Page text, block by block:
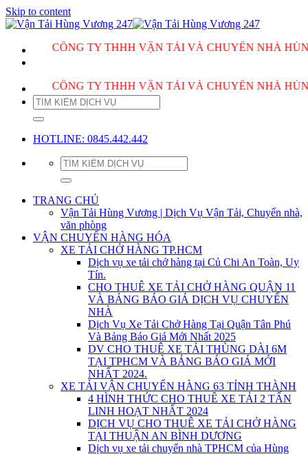
Skip to content
CÔNG TY THHH VẬN TẢI VÀ CHUYỂN NHÀ HÙNG
CÔNG TY THHH VẬN TẢI VÀ CHUYỂN NHÀ HÙNG
HOTLINE: 0845.442.442
TRANG CHỦ
Vận Tải Hùng Vương | Dịch Vụ Vận Tải, Chuyển nhà,
văn phòng
VẬN CHUYỂN HÀNG HÓA
XE TẢI CHỞ HÀNG TP.HCM
Dịch vụ xe tải chở hàng tại Củ Chi An Toàn, Uy
Tín.
CHO THUÊ XE TẢI CHỞ HÀNG QUẬN 11
VÀ BẢNG BÁO GIÁ DỊCH VỤ CHUYỂN
NHÀ
Dịch Vụ Xe Tải Chở Hàng Tại Quận Tân Phú
Và Bảng Báo Giá Mới Nhất 2025
DV CHO THUÊ XE TẢI THÙNG DÀI 6M
TẠI TPHCM VÀ BẢNG BÁO GIÁ MỚI
NHẤT 2024.
XE TẢI VẬN CHUYỂN HÀNG 63 TỈNH THÀNH
4 HÌNH THỨC CHO THUÊ XE TẢI 2 TẤN
LINH HOẠT NHẤT 2024
DỊCH VỤ CHO THUÊ XE TẢI CHỞ HÀNG
TẠI THUẬN AN BÌNH DƯƠNG
Dịch vụ xe tải chuyển nhà TPHCM của Hùng